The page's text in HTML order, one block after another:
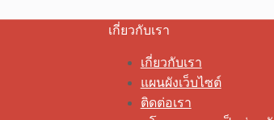
เกี่ยวกับเรา
เกี่ยวกับเรา
แผนผังเว็บไซต์
ติดต่อเรา